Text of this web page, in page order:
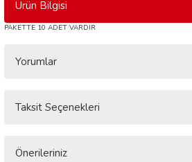
Ürün Bilgisi
PAKETTE 10 ADET VARDIR
Yorumlar
Bu ürüne ilk yorumu siz
Taksit Seçenekleri
Önerileriniz